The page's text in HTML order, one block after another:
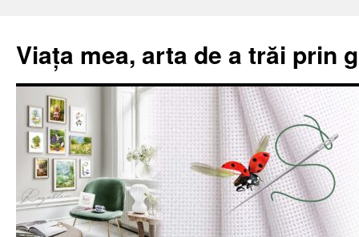
Viața mea, arta de a trăi prin